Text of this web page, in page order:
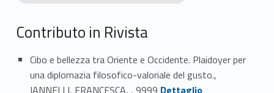
Contributo in Rivista
Cibo e bellezza tra Oriente e Occidente. Plaidoyer per
una diplomazia filosofico-valoriale del gusto.,
IANNELLI, FRANCESCA, , 9999 Link identifier #identifier_person_45971-1Dettaglio